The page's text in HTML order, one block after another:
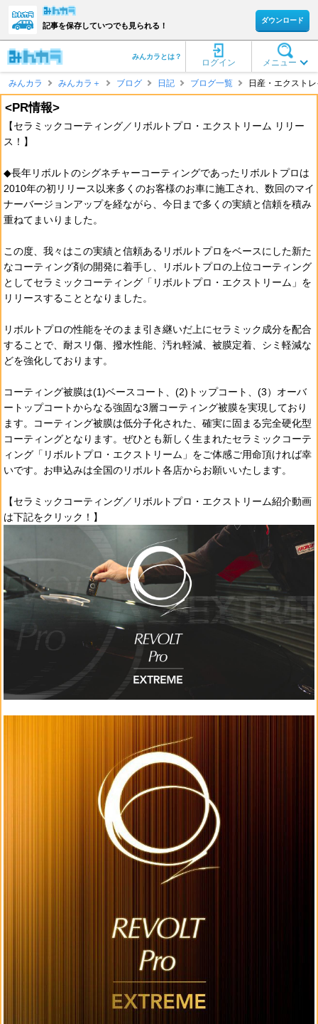
記事を保存していつでも見られる！
ダウンロード
メニュー
ログイン
みんカラとは？
みんカラ みんカラ＋ ブログ 日記 ブログ一覧 日産・エクスト
<PR情報>
【セラミックコーティング／リボルトプロ・エクストリーム リリー
ス！】
◆長年リボルトのシグネチャーコーティングであったリボルトプロは
2010年の初リリース以来多くのお客様のお車に施工され、数回のマイ
ナーバージョンアップを経ながら、今日まで多くの実績と信頼を積み
重ねてまいりました。
この度、我々はこの実績と信頼あるリボルトプロをベースにした新た
なコーティング剤の開発に着手し、リボルトプロの上位コーティング
としてセラミックコーティング「リボルトプロ・エクストリーム」を
リリースすることとなりました。
リボルトプロの性能をそのまま引き継いだ上にセラミック成分を配合
することで、耐スリ傷、撥水性能、汚れ軽減、被膜定着、シミ軽減な
どを強化しております。
コーティング被膜は(1)ベースコート、(2)トップコート、(3）オーバ
ートップコートからなる強固な3層コーティング被膜を実現しており
ます。コーティング被膜は低分子化された、確実に固まる完全硬化型
コーティングとなります。ぜひとも新しく生まれたセラミックコーテ
ィング「リボルトプロ・エクストリーム」をご体感ご用命頂ければ幸
いです。お申込みは全国のリボルト各店からお願いいたします。
【セラミックコーティング／リボルトプロ・エクストリーム紹介動画
は下記をクリック！】